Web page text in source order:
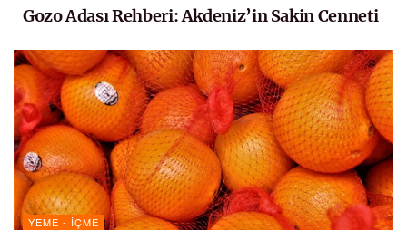
Gozo Adası Rehberi: Akdeniz’in Sakin Cenneti
YEME - İÇME